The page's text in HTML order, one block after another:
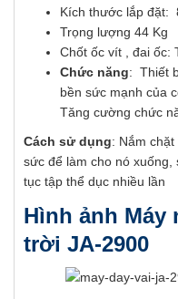
Kích thước lắp đặt:
Trọng lượng 44 Kg
Chốt ốc vít , đai ốc:
Chức năng: Thiết
bền sức mạnh của
Tăng cường chức
Cách sử dụng: Nắm
sức để làm cho nó
tục tập thể dục nhiều lần
Hình ảnh Máy
trời JA-2900